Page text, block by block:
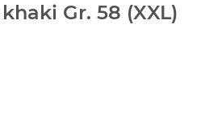
Gr. 58 (XXL)